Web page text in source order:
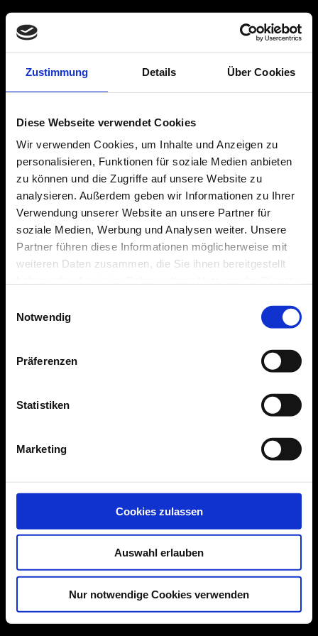
Zustimmung Details Über Cookies
Diese Webseite verwendet Cookies
Wir verwenden Cookies, um Inhalte und Anzeigen zu
personalisieren, Funktionen für soziale Medien anbieten
zu können und die Zugriffe auf unsere Website zu
analysieren. Außerdem geben wir Informationen zu Ihrer
Verwendung unserer Website an unsere Partner für
soziale Medien, Werbung und Analysen weiter. Unsere
Partner führen diese Informationen möglicherweise mit
weiteren Daten zusammen, die Sie ihnen bereitgestellt
Cookies, wenn Sie unsere Webseite weiterhin nutzen.
Notwendig
Präferenzen
Statistiken
Marketing
Cookies zulassen
Auswahl erlauben
Nur notwendige Cookies verwenden